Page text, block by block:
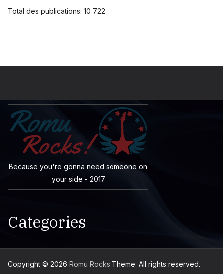
Total des publications: 10 722
Because you're gonna need someone on
your side - 2017
Categories
Copyright © 2026 Romu Rocks Theme. All rights reserved.